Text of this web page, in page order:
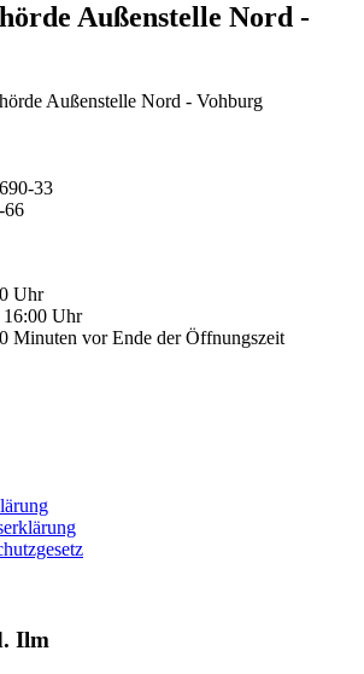
Außenstelle Nord -
Außenstelle Nord - Vohburg
33
66
Uhr
Uhr
Minuten vor Ende der Öffnungszeit
Ilm